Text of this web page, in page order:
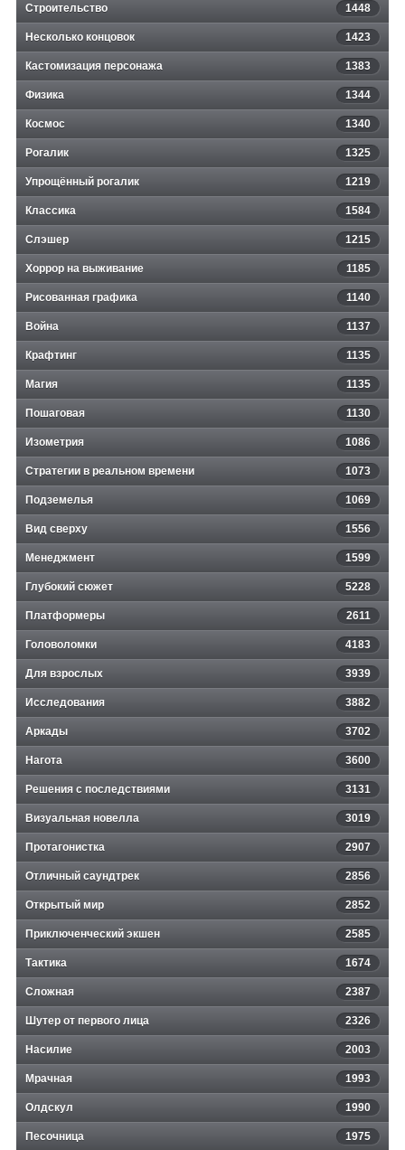
Строительство 1448
Несколько концовок 1423
Кастомизация персонажа 1383
Физика 1344
Космос 1340
Рогалик 1325
Упрощённый рогалик 1219
Классика 1584
Слэшер 1215
Хоррор на выживание 1185
Рисованная графика 1140
Война 1137
Крафтинг 1135
Магия 1135
Пошаговая 1130
Изометрия 1086
Стратегии в реальном времени 1073
Подземелья 1069
Вид сверху 1556
Менеджмент 1599
Глубокий сюжет 5228
Платформеры 2611
Головоломки 4183
Для взрослых 3939
Исследования 3882
Аркады 3702
Нагота 3600
Решения с последствиями 3131
Визуальная новелла 3019
Протагонистка 2907
Отличный саундтрек 2856
Открытый мир 2852
Приключенческий экшен 2585
Тактика 1674
Сложная 2387
Шутер от первого лица 2326
Насилие 2003
Мрачная 1993
Олдскул 1990
Песочница 1975